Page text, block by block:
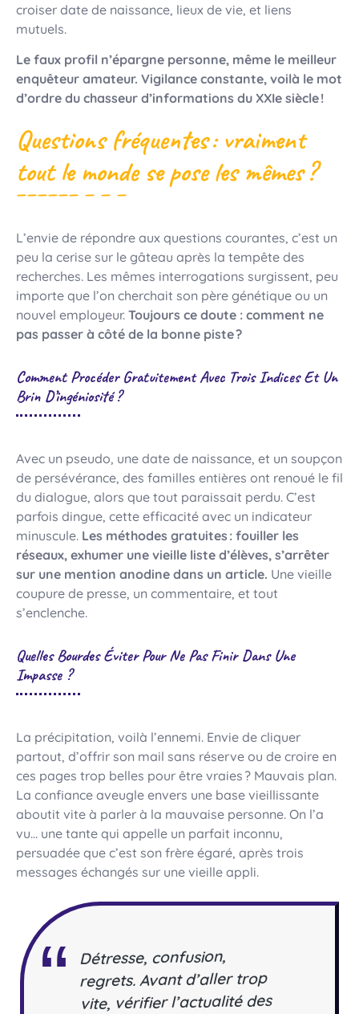
croiser date de naissance, lieux de vie, et liens
mutuels.
Le faux profil n’épargne personne, même le meilleur
enquêteur amateur. Vigilance constante, voilà le mot
d’ordre du chasseur d’informations du XXIe siècle !
Questions fréquentes : vraiment
tout le monde se pose les mêmes ?
L’envie de répondre aux questions courantes, c’est un
peu la cerise sur le gâteau après la tempête des
recherches. Les mêmes interrogations surgissent, peu
importe que l’on cherchait son père génétique ou un
nouvel employeur. Toujours ce doute : comment ne
pas passer à côté de la bonne piste ?
Comment Procéder Gratuitement Avec Trois Indices Et Un
Brin D’ingéniosité ?
Avec un pseudo, une date de naissance, et un soupçon
de persévérance, des familles entières ont renoué le fil
du dialogue, alors que tout paraissait perdu. C’est
parfois dingue, cette efficacité avec un indicateur
minuscule. Les méthodes gratuites : fouiller les
réseaux, exhumer une vieille liste d’élèves, s’arrêter
sur une mention anodine dans un article. Une vieille
coupure de presse, un commentaire, et tout
s’enclenche.
Quelles Bourdes Éviter Pour Ne Pas Finir Dans Une
Impasse ?
La précipitation, voilà l’ennemi. Envie de cliquer
partout, d’offrir son mail sans réserve ou de croire en
ces pages trop belles pour être vraies ? Mauvais plan.
La confiance aveugle envers une base vieillissante
aboutit vite à parler à la mauvaise personne. On l’a
vu… une tante qui appelle un parfait inconnu,
persuadée que c’est son frère égaré, après trois
messages échangés sur une vieille appli.
Détresse, confusion,
regrets. Avant d’aller trop
vite, vérifier l’actualité des